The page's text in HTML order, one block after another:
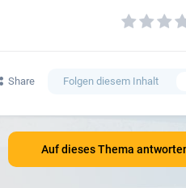
Share Folgen diesem Inhalt
Auf dieses Thema